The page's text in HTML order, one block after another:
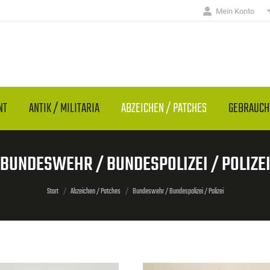
Mein Konto
ANTIK / MILITARIA ABZEICHEN / PATCHES
BUNDESWEHR / BUNDESPOLIZEI / POLIZEI
Sie befinden sich hier:
Start Abzeichen / Patches Bundeswehr / Bundespolizei / Polizei